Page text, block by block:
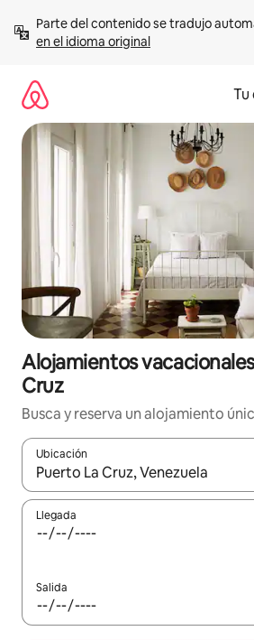
contenido
Parte del contenido se tradujo
en el idioma original
Tu
Alojamientos
Cruz
Busca y reserva un alojamiento
Ubicación
Cuando los resultados estén
Llegada
Salida